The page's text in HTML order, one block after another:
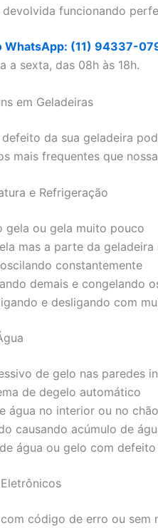
devolvida funcionando
WhatsApp: (11) 94337-
a sexta, das 08h às 18h.
em Geladeiras
da sua geladeira
mais frequentes que
e Refrigeração
gela ou gela muito pouco
mas a parte da geladeira
constantemente
demais e congelando
e desligando com
de gelo nas paredes
de degelo automático
água no interior ou no chão
causando acúmulo de
água ou gelo com defeito
código de erro ou sem